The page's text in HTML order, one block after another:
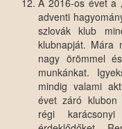
adventi
szlovák klub
klubnapját. Mára
nagy örömmel
munkánkat.
mindig valami
évet záró klubon
régi